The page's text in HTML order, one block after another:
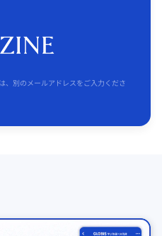
、別のメールアドレスをご入力くださ